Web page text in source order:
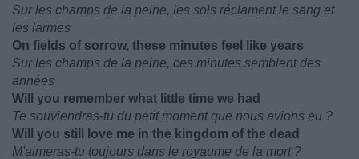
Sur les champs de la peine, les sols réclament le sang et
les larmes
On fields of sorrow, these minutes feel like years
Sur les champs de la peine, ces minutes semblent des
années
Will you remember what little time we had
Te souviendras-tu du petit moment que nous avions eu ?
Will you still love me in the kingdom of the dead
M'aimeras-tu toujours dans le royaume de la mort ?